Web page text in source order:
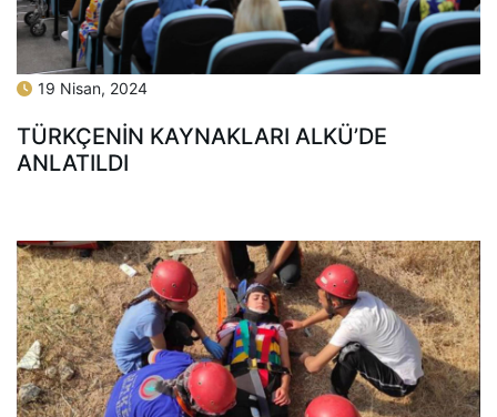
19 Nisan, 2024
TÜRKÇENİN KAYNAKLARI ALKÜ’DE
ANLATILDI